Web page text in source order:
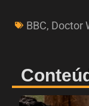
BBC, Doctor